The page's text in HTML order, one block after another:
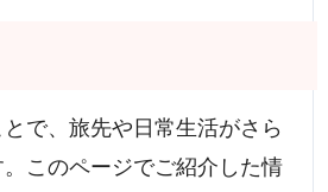
で、旅先や日常生活がさら
このページでご紹介した情